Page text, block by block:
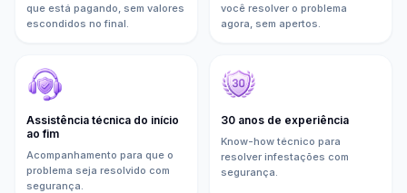
que está pagando, sem valores
escondidos no final.
você resolver o problema
agora, sem apertos.
Assistência técnica do início
ao fim
Acompanhamento para que o
problema seja resolvido com
segurança.
30 anos de experiência
Know-how técnico para
resolver infestações com
segurança.